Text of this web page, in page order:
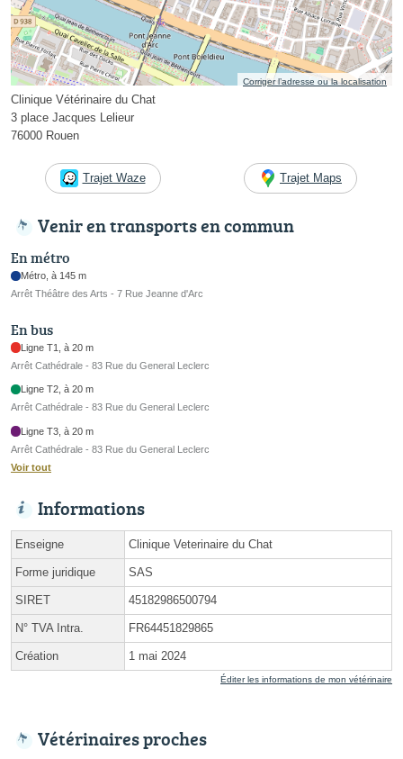
Corriger l’adresse ou la localisation
Clinique Vétérinaire du Chat
3 place Jacques Lelieur
76000 Rouen
Trajet Waze Trajet Maps
Venir en transports en commun
En métro
Métro, à 145 m
Arrêt Théâtre des Arts - 7 Rue Jeanne d'Arc
En bus
Ligne T1, à 20 m
Arrêt Cathédrale - 83 Rue du General Leclerc
Ligne T2, à 20 m
Arrêt Cathédrale - 83 Rue du General Leclerc
Ligne T3, à 20 m
Arrêt Cathédrale - 83 Rue du General Leclerc
Voir tout
Informations
Enseigne Clinique Veterinaire du Chat
Forme juridique SAS
SIRET 45182986500794
N° TVA Intra. FR64451829865
Création 1 mai 2024
Éditer les informations de mon vétérinaire
Vétérinaires proches